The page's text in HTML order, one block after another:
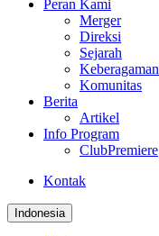
Peran Kami
Merger
Direksi
Sejarah
Keberagaman
Komunitas
Berita
Artikel
Info Program
ClubPremiere
Kontak
Indonesia